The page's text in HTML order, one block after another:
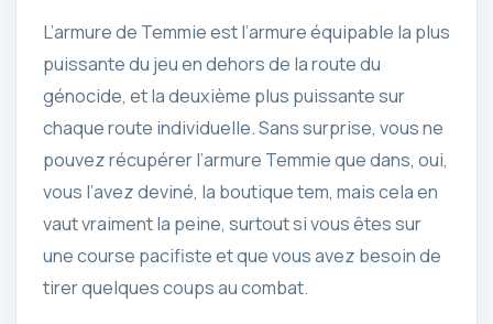
L’armure de Temmie est l’armure équipable la plus
puissante du jeu en dehors de la route du
génocide, et la deuxième plus puissante sur
chaque route individuelle. Sans surprise, vous ne
pouvez récupérer l’armure Temmie que dans, oui,
vous l’avez deviné, la boutique tem, mais cela en
vaut vraiment la peine, surtout si vous êtes sur
une course pacifiste et que vous avez besoin de
tirer quelques coups au combat.